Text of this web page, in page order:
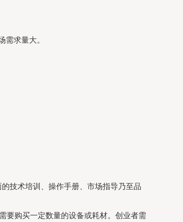
需求量大。
技术培训、操作手册、市场指导乃至品
要购买一定数量的设备或耗材。创业者需